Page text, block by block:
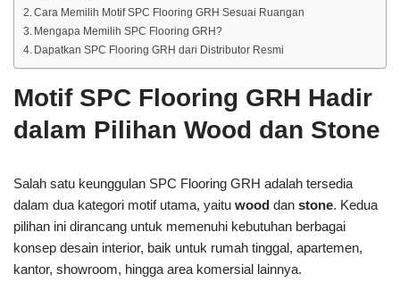
Cara Memilih Motif SPC Flooring GRH Sesuai Ruangan
Mengapa Memilih SPC Flooring GRH?
Dapatkan SPC Flooring GRH dari Distributor Resmi
Motif SPC Flooring GRH Hadir
dalam Pilihan Wood dan Stone
Salah satu keunggulan SPC Flooring GRH adalah tersedia
dalam dua kategori motif utama, yaitu wood dan stone. Kedua
pilihan ini dirancang untuk memenuhi kebutuhan berbagai
konsep desain interior, baik untuk rumah tinggal, apartemen,
kantor, showroom, hingga area komersial lainnya.